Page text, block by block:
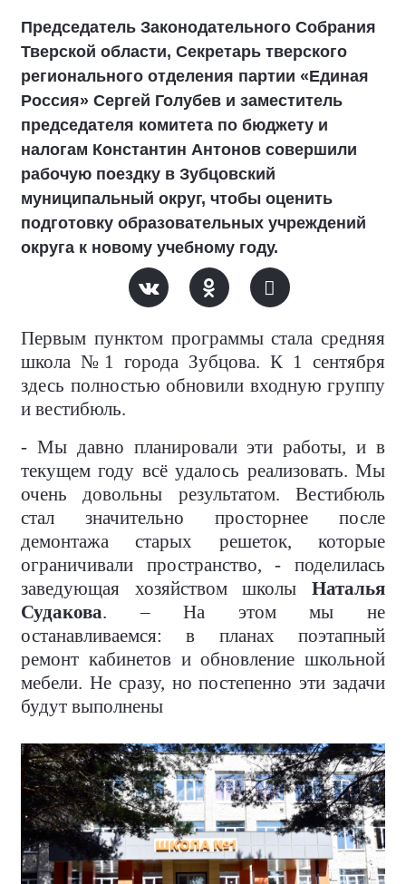
Председатель Законодательного Собрания
Тверской области, Секретарь тверского
регионального отделения партии «Единая
Россия» Сергей Голубев и заместитель
председателя комитета по бюджету и
налогам Константин Антонов совершили
рабочую поездку в Зубцовский
муниципальный округ, чтобы оценить
подготовку образовательных учреждений
округа к новому учебному году.
Первым пунктом программы стала средняя
школа №1 города Зубцова. К 1 сентября
здесь полностью обновили входную группу
и вестибюль.
- Мы давно планировали эти работы, и в
текущем году всё удалось реализовать. Мы
очень довольны результатом. Вестибюль
стал значительно просторнее после
демонтажа старых решеток, которые
ограничивали пространство, - поделилась
заведующая хозяйством школы Наталья
Судакова. – На этом мы не
останавливаемся: в планах поэтапный
ремонт кабинетов и обновление школьной
мебели. Не сразу, но постепенно эти задачи
будут выполнены